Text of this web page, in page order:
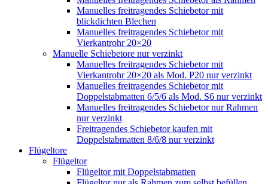
Manuelles freitragendes Schiebetor mit
blickdichten Blechen
Manuelles freitragendes Schiebetor mit
Vierkantrohr 20×20
Manuelle Schiebetore nur verzinkt
Manuelles freitragendes Schiebetor mit
Vierkantrohr 20×20 als Mod. P20 nur verzinkt
Manuelles freitragendes Schiebetor mit
Doppelstabmatten 6/5/6 als Mod. S6 nur verzinkt
Manuelles freitragendes Schiebetor nur Rahmen
nur verzinkt
Freitragendes Schiebetor kaufen mit
Doppelstabmatten 8/6/8 nur verzinkt
Flügeltore
Flügeltor
Flügeltor mit Doppelstabmatten